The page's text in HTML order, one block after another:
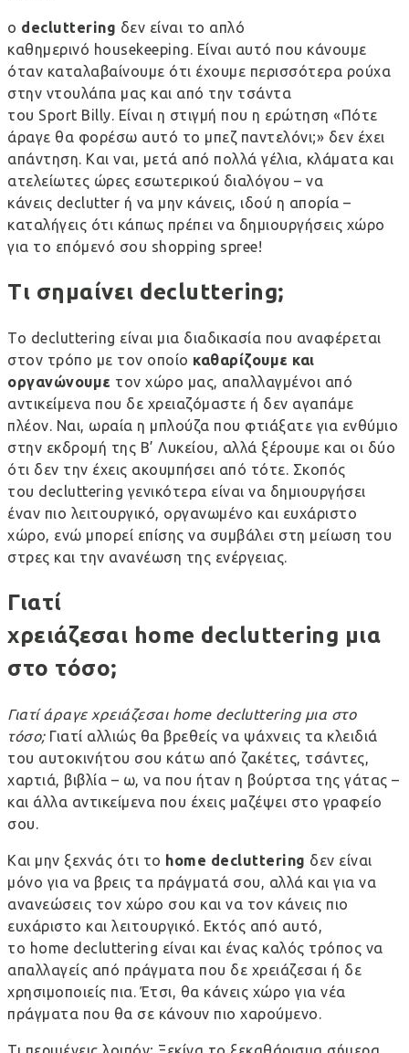
ο decluttering δεν είναι το απλό
καθημερινό housekeeping. Είναι αυτό που κάνουμε
όταν καταλαβαίνουμε ότι έχουμε περισσότερα ρούχα
στην ντουλάπα μας και από την τσάντα
του Sport Billy. Είναι η στιγμή που η ερώτηση «Πότε
άραγε θα φορέσω αυτό το μπεζ παντελόνι;» δεν έχει
απάντηση. Και ναι, μετά από πολλά γέλια, κλάματα και
ατελείωτες ώρες εσωτερικού διαλόγου – να
κάνεις declutter ή να μην κάνεις, ιδού η απορία –
καταλήγεις ότι κάπως πρέπει να δημιουργήσεις χώρο
για το επόμενό σου shopping spree!
Τι σημαίνει decluttering;
Το decluttering είναι μια διαδικασία που αναφέρεται
στον τρόπο με τον οποίο καθαρίζουμε και
οργανώνουμε τον χώρο μας, απαλλαγμένοι από
αντικείμενα που δε χρειαζόμαστε ή δεν αγαπάμε
πλέον. Ναι, ωραία η μπλούζα που φτιάξατε για ενθύμιο
στην εκδρομή της Β’ Λυκείου, αλλά ξέρουμε και οι δύο
ότι δεν την έχεις ακουμπήσει από τότε. Σκοπός
του decluttering γενικότερα είναι να δημιουργήσει
έναν πιο λειτουργικό, οργανωμένο και ευχάριστο
χώρο, ενώ μπορεί επίσης να συμβάλει στη μείωση του
στρες και την ανανέωση της ενέργειας.
Γιατί
χρειάζεσαι home decluttering μια
στο τόσο;
Γιατί άραγε χρειάζεσαι home declutteringμια στο
τόσο; Γιατί αλλιώς θα βρεθείς να ψάχνεις τα κλειδιά
του αυτοκινήτου σου κάτω από ζακέτες, τσάντες,
χαρτιά, βιβλία – ω, να που ήταν η βούρτσα της γάτας –
και άλλα αντικείμενα που έχεις μαζέψει στο γραφείο
σου.
Και μην ξεχνάς ότι το home decluttering δεν είναι
μόνο για να βρεις τα πράγματά σου, αλλά και για να
ανανεώσεις τον χώρο σου και να τον κάνεις πιο
ευχάριστο και λειτουργικό. Εκτός από αυτό,
το home decluttering είναι και ένας καλός τρόπος να
απαλλαγείς από πράγματα που δε χρειάζεσαι ή δε
χρησιμοποιείς πια. Έτσι, θα κάνεις χώρο για νέα
πράγματα που θα σε κάνουν πιο χαρούμενο.